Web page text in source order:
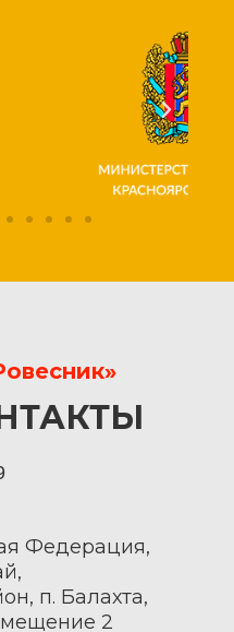
Федерация,
п. Балахта,
2